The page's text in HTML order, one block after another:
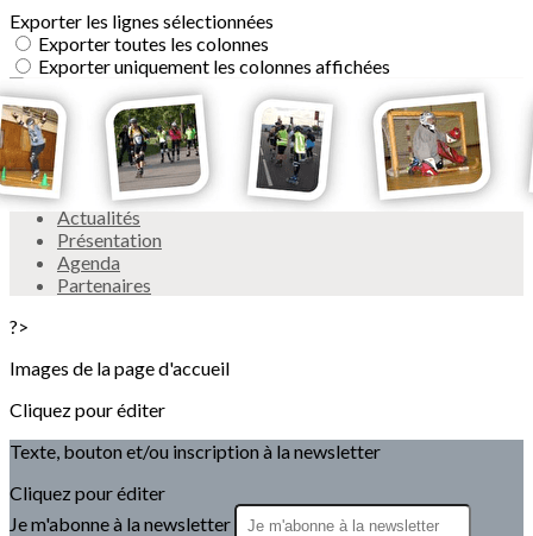
Exporter les lignes sélectionnées
Exporter toutes les colonnes
Exporter uniquement les colonnes affichées
Menu
<
>
Actualités
Présentation
Agenda
Partenaires
?>
Images de la page d'accueil
Cliquez pour éditer
Texte, bouton et/ou inscription à la newsletter
Cliquez pour éditer
Je m'abonne à la newsletter